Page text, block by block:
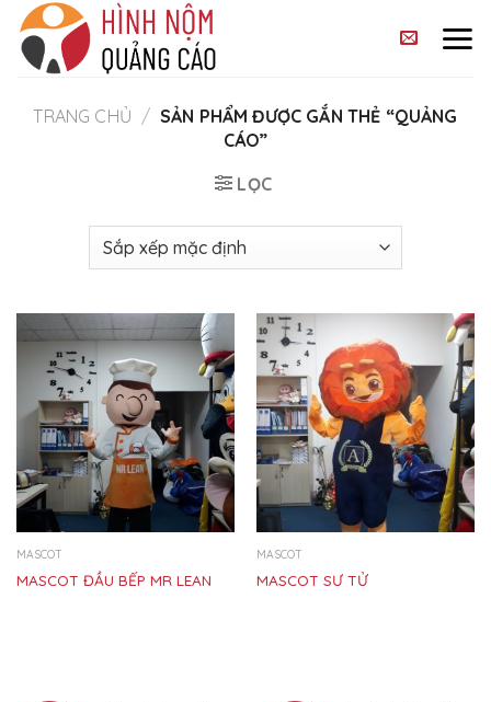
Skip
content
TRANG CHỦ / SẢN PHẨM ĐƯỢC GẮN THẺ “QUẢNG
CÁO”
LỌC
MASCOT
MASCOT ĐẦU BẾP MR LEAN
MASCOT
MASCOT SƯ TỬ